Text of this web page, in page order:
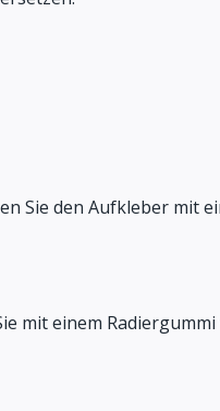
Sie den Aufkleber mit
mit einem